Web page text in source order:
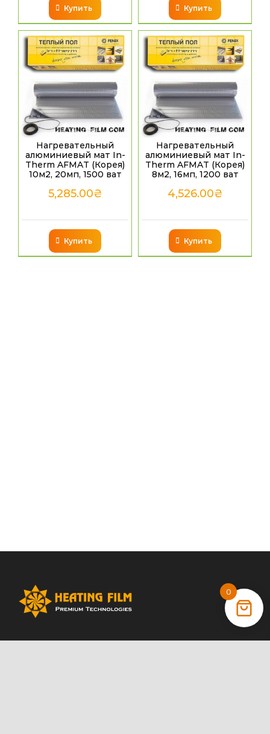
Купить Купить
Нагревательный
алюминиевый мат In-
Therm AFMAT (Корея)
10м2, 20мп, 1500 ват
5,285.00₴
Купить
Нагревательный
алюминиевый мат In-
Therm AFMAT (Корея)
8м2, 16мп, 1200 ват
4,526.00₴
Купить
0